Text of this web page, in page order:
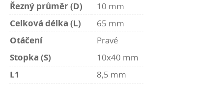
Řezný průměr (D)
10 mm
Celková délka (L)
65 mm
Otáčení
Pravé
Stopka (S)
10x40 mm
L1
8,5 mm